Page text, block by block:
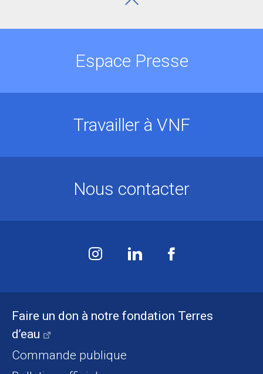
Faire un don à notre fondation Terres
d’eau
Commande publique
Espace Presse
Travailler à VNF
Nous contacter